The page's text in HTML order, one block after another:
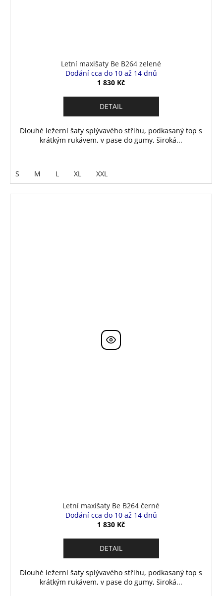
Letní maxišaty Be B264 zelené
Dodání cca do 10 až 14 dnů
1 830 Kč
DETAIL
Dlouhé ležerní šaty splývavého střihu, podkasaný top s
krátkým rukávem, v pase do gumy, široká...
S M L XL XXL
Letní maxišaty Be B264 černé
Dodání cca do 10 až 14 dnů
1 830 Kč
DETAIL
Dlouhé ležerní šaty splývavého střihu, podkasaný top s
krátkým rukávem, v pase do gumy, široká...